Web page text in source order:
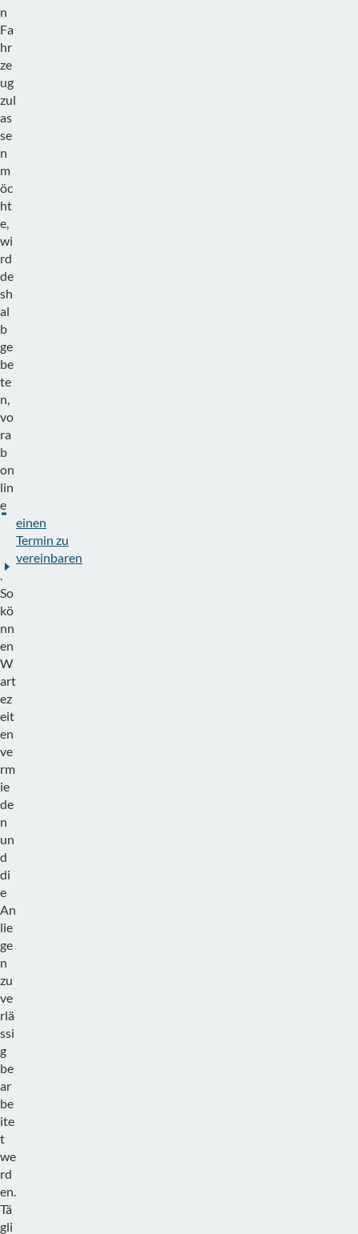
n
Fa
hr
ze
ug
zul
as
se
n
m
öc
ht
e,
wi
rd
de
sh
al
b
ge
be
te
n,
vo
ra
b
on
lin
e
einen
Termin zu
vereinbaren
.
So
kö
nn
en
W
art
ez
eit
en
ve
rm
ie
de
n
un
d
di
e
An
lie
ge
n
zu
ve
rlä
ssi
g
be
ar
be
ite
t
we
rd
en.
Tä
gli